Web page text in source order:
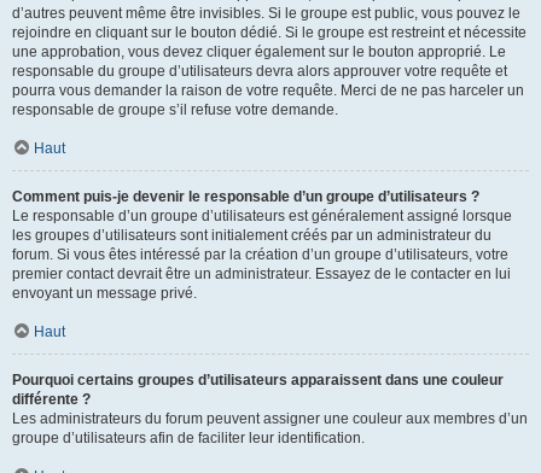
d’autres peuvent même être invisibles. Si le groupe est public, vous pouvez le
rejoindre en cliquant sur le bouton dédié. Si le groupe est restreint et nécessite
une approbation, vous devez cliquer également sur le bouton approprié. Le
responsable du groupe d’utilisateurs devra alors approuver votre requête et
pourra vous demander la raison de votre requête. Merci de ne pas harceler un
responsable de groupe s’il refuse votre demande.
Haut
Comment puis-je devenir le responsable d’un groupe d’utilisateurs ?
Le responsable d’un groupe d’utilisateurs est généralement assigné lorsque
les groupes d’utilisateurs sont initialement créés par un administrateur du
forum. Si vous êtes intéressé par la création d’un groupe d’utilisateurs, votre
premier contact devrait être un administrateur. Essayez de le contacter en lui
envoyant un message privé.
Haut
Pourquoi certains groupes d’utilisateurs apparaissent dans une couleur
différente ?
Les administrateurs du forum peuvent assigner une couleur aux membres d’un
groupe d’utilisateurs afin de faciliter leur identification.